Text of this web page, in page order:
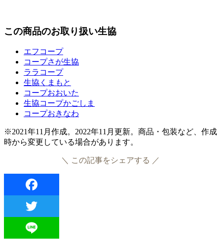
この商品のお取り扱い生協
エフコープ
コープさが生協
ララコープ
生協くまもと
コープおおいた
生協コープかごしま
コープおきなわ
※2021年11月作成。2022年11月更新。商品・包装など、作成
時から変更している場合があります。
＼ この記事をシェアする ／